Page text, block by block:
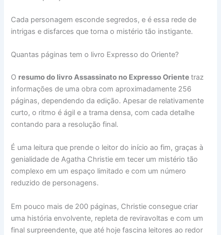
Cada personagem esconde segredos, e é essa rede de
intrigas e disfarces que torna o mistério tão instigante.
Quantas páginas tem o livro Expresso do Oriente?
O resumo do livro Assassinato no Expresso Orientetraz
informações de uma obra com aproximadamente 256
páginas, dependendo da edição. Apesar de relativamente
curto, o ritmo é ágil e a trama densa, com cada detalhe
contando para a resolução final.
É uma leitura que prende o leitor do início ao fim, graças à
genialidade de Agatha Christie em tecer um mistério tão
complexo em um espaço limitado e com um número
reduzido de personagens.
Em pouco mais de 200 páginas, Christie consegue criar
uma história envolvente, repleta de reviravoltas e com um
final surpreendente, que até hoje fascina leitores ao redor